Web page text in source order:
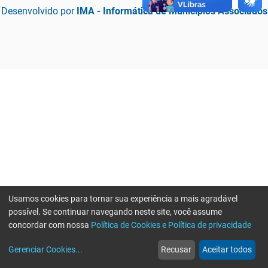
Desenvolvido por IMA - Informática de Municípios Associados
web
Notícias
more_horiz
Mais
Usamos cookies para tornar sua experiência a mais agradável
possível. Se continuar navegando neste site, você assume
concordar com nossa Política de Cookies e Política de privacidade
Gerenciar Cookies... Recusar Aceitar todos
Erro ao enviar informações, por favor tente novamente